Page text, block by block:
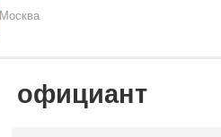
Москва
официант